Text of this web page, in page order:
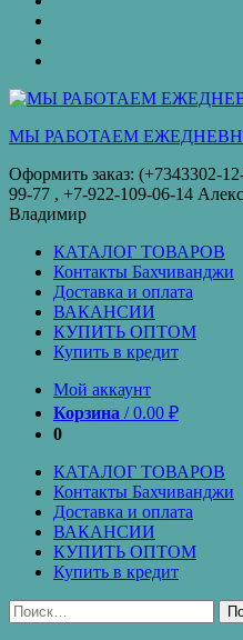
кредит
МЫ РАБОТАЕМ
Оформить заказ: (+7343302-
99-77‬ , +7-922-109-06-14
Владимир
КАТАЛОГ ТОВАРОВ
Контакты Бахчиванджи
Доставка и оплата
ВАКАНСИИ
КУПИТЬ ОПТОМ
Купить в кредит
Мой аккаунт
Корзина /0.00 ₽
0
КАТАЛОГ ТОВАРОВ
Контакты Бахчиванджи
Доставка и оплата
ВАКАНСИИ
КУПИТЬ ОПТОМ
Купить в кредит
Найти: